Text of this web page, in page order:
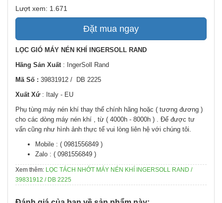
Lượt xem: 1.671
Đặt mua ngay
LỌC GIÓ MÁY NÉN KHÍ INGERSOLL RAND
Hãng Sản Xuất : IngerSoll Rand
Mã Số : 39831912 / DB 2225
Xuất Xứ : Italy - EU
Phụ tùng máy nén khí thay thế chính hãng hoặc ( tương đương )
cho các dòng máy nén khí , từ ( 4000h - 8000h ) . Để được tư
vấn cũng như hình ảnh thực tế vui lòng liên hệ với chúng tôi.
Mobile : ( 0981556849 )
Zalo : ( 0981556849 )
Xem thêm: LỌC TÁCH NHỚT MÁY NÉN KHÍ INGERSOLL RAND /
39831912 / DB 2225